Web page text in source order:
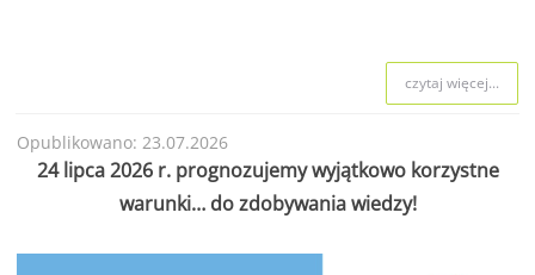
czytaj więcej...
Opublikowano: 23.07.2026
24 lipca 2026 r. prognozujemy wyjątkowo korzystne
warunki… do zdobywania wiedzy!